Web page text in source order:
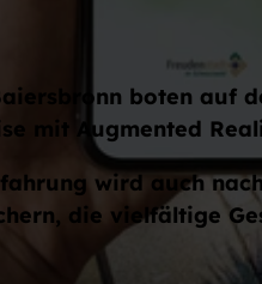
boten auf
mit Augmented
wird auch
die vielfältige